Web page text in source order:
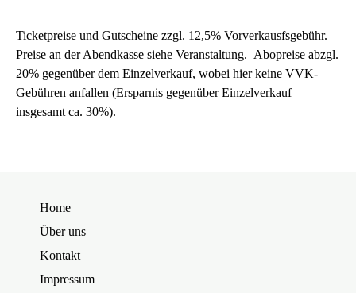
Ticketpreise und Gutscheine zzgl. 12,5% Vorverkausfsgebühr.
Preise an der Abendkasse siehe Veranstaltung. Abopreise abzgl.
20% gegenüber dem Einzelverkauf, wobei hier keine VVK-
Gebühren anfallen (Ersparnis gegenüber Einzelverkauf
insgesamt ca. 30%).
Home
Über uns
Kontakt
Impressum